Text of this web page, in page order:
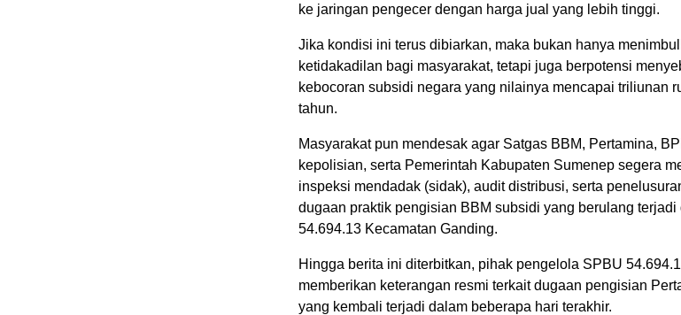
ke jaringan pengecer dengan harga jual yang lebih tinggi.
Jika kondisi ini terus dibiarkan, maka bukan hanya
ketidakadilan bagi masyarakat, tetapi juga berpotensi
kebocoran subsidi negara yang nilainya mencapai triliunan
tahun.
Masyarakat pun mendesak agar Satgas BBM, Pertamina,
kepolisian, serta Pemerintah Kabupaten Sumenep segera
inspeksi mendadak (sidak), audit distribusi, serta
dugaan praktik pengisian BBM subsidi yang berulang terjadi
54.694.13 Kecamatan Ganding.
Hingga berita ini diterbitkan, pihak pengelola SPBU
memberikan keterangan resmi terkait dugaan pengisian
yang kembali terjadi dalam beberapa hari terakhir.